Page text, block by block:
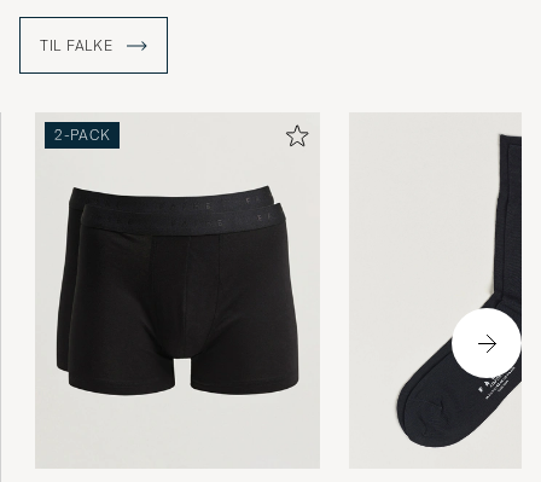
ULF B KØBTE PÅ CAREOFCARL.SE
Har använt mig av Falke Airport dom senaste
Dessa är helt kanonbra helt enkelt //Lars
Rindö
KØBTE PÅ CAREOFCARL.SE
Sköna strumpor som håller relativt länge.
Hade önskat att de var något längre över
TIL FALKE
2-PACK